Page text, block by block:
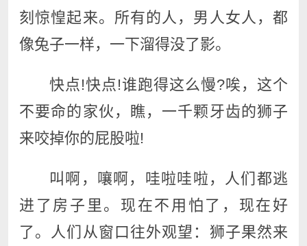
刻惊惶起来。所有的人，男人女人，都
像兔子一样，一下溜得没了影。
快点!快点!谁跑得这么慢?唉，这个
不要命的家伙，瞧，一千颗牙齿的狮子
来咬掉你的屁股啦!
叫啊，嚷啊，哇啦哇啦，人们都逃
进了房子里。现在不用怕了，现在好
了。人们从窗口往外观望：狮子果然来